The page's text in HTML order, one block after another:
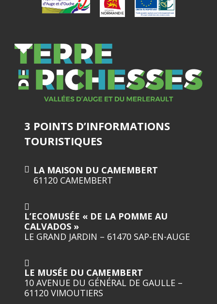
3 POINTS D’INFORMATIONS
TOURISTIQUES
LA MAISON DU CAMEMBERT
61120 CAMEMBERT
L’ECOMUSÉE « DE LA POMME AU
CALVADOS »
LE GRAND JARDIN – 61470 SAP-EN-AUGE
LE MUSÉE DU CAMEMBERT
10 AVENUE DU GÉNÉRAL DE GAULLE –
61120 VIMOUTIERS